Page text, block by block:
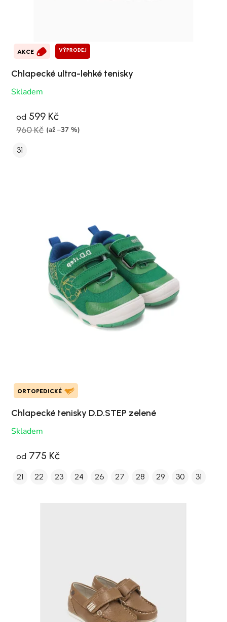
AKCE VÝPRODEJ
Chlapecké ultra-lehké tenisky
Skladem
od 599 Kč
960 Kč (až –37 %)
31
ORTOPEDICKÉ
Chlapecké tenisky D.D.STEP zelené
Skladem
od 775 Kč
21 22 23 24 26 27 28 29 30 31